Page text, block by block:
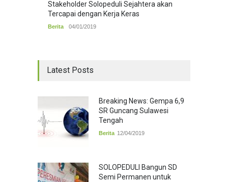
Stakeholder Solopeduli Sejahtera akan
Tercapai dengan Kerja Keras
Berita 04/01/2019
Latest Posts
Breaking News: Gempa 6,9
SR Guncang Sulawesi
Tengah
Berita 12/04/2019
SOLOPEDULI Bangun SD
Semi Permanen untuk